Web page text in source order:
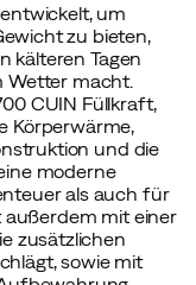
um
zu bieten,
kälteren Tagen
Wetter macht.
CUIN Füllkraft,
Körperwärme,
und die
moderne
als auch für
außerdem mit einer
zusätzlichen
sowie mit